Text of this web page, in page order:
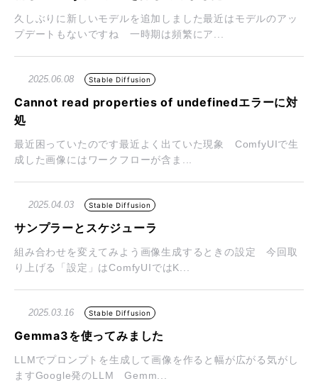
久しぶりに新しいモデルを追加しました最近はモデルのアッ
プデートもないですね 一時期は頻繁にア...
2025.06.08 Stable Diffusion
Cannot read properties of undefinedエラーに対
処
最近困っていたのです最近よく出ていた現象 ComfyUIで生
成した画像にはワークフローが含ま...
2025.04.03 Stable Diffusion
サンプラーとスケジューラ
組み合わせを変えてみよう画像生成するときの設定 今回取
り上げる「設定」はComfyUIではK...
2025.03.16 Stable Diffusion
Gemma3を使ってみました
LLMでプロンプトを生成して画像を作ると幅が広がる気がし
ますGoogle発のLLM Gemm...